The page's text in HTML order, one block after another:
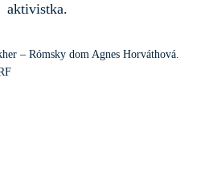
aktivistka.
– Rómsky dom Agnes Horváthová.